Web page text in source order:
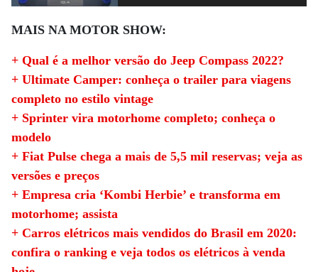
MAIS NA MOTOR SHOW:
+ Qual é a melhor versão do Jeep Compass 2022?
+ Ultimate Camper: conheça o trailer para viagens
completo no estilo vintage
+ Sprinter vira motorhome completo; conheça o
modelo
+ Fiat Pulse chega a mais de 5,5 mil reservas; veja as
versões e preços
+ Empresa cria ‘Kombi Herbie’ e transforma em
motorhome; assista
+ Carros elétricos mais vendidos do Brasil em 2020:
confira o ranking e veja todos os elétricos à venda